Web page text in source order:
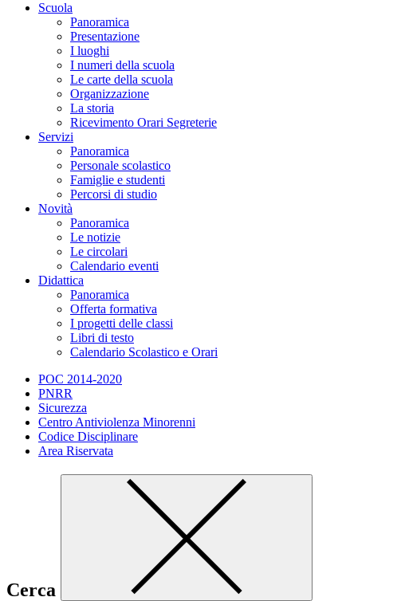
Scuola
Panoramica
Presentazione
I luoghi
I numeri della scuola
Le carte della scuola
Organizzazione
La storia
Ricevimento Orari Segreterie
Servizi
Panoramica
Personale scolastico
Famiglie e studenti
Percorsi di studio
Novità
Panoramica
Le notizie
Le circolari
Calendario eventi
Didattica
Panoramica
Offerta formativa
I progetti delle classi
Libri di testo
Calendario Scolastico e Orari
POC 2014-2020
PNRR
Sicurezza
Centro Antiviolenza Minorenni
Codice Disciplinare
Area Riservata
Cerca